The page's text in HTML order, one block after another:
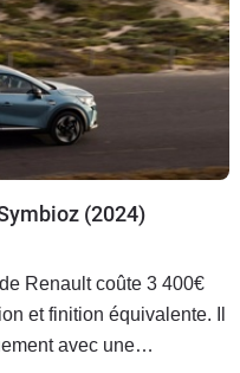
(2024)
Renault coûte 3 400€
et finition équivalente. Il
avec une